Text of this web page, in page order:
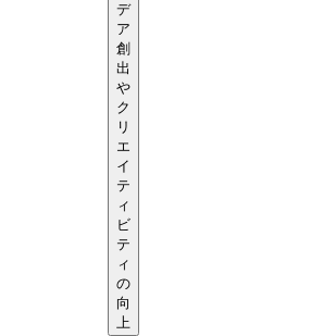
デ
ア
創
出
や
ク
リ
エ
イ
テ
ィ
ビ
テ
ィ
の
向
上